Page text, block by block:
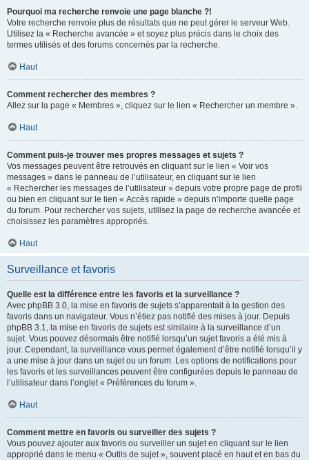
Pourquoi ma recherche renvoie une page blanche ?!
Votre recherche renvoie plus de résultats que ne peut gérer le serveur Web.
Utilisez la « Recherche avancée » et soyez plus précis dans le choix des
termes utilisés et des forums concernés par la recherche.
Haut
Comment rechercher des membres ?
Allez sur la page « Membres », cliquez sur le lien « Rechercher un membre ».
Haut
Comment puis-je trouver mes propres messages et sujets ?
Vos messages peuvent être retrouvés en cliquant sur le lien « Voir vos
messages » dans le panneau de l’utilisateur, en cliquant sur le lien
« Rechercher les messages de l’utilisateur » depuis votre propre page de profil
ou bien en cliquant sur le lien « Accès rapide » depuis n’importe quelle page
du forum. Pour rechercher vos sujets, utilisez la page de recherche avancée et
choisissez les paramètres appropriés.
Haut
Surveillance et favoris
Quelle est la différence entre les favoris et la surveillance ?
Avec phpBB 3.0, la mise en favoris de sujets s’apparentait à la gestion des
favoris dans un navigateur. Vous n’étiez pas notifié des mises à jour. Depuis
phpBB 3.1, la mise en favoris de sujets est similaire à la surveillance d’un
sujet. Vous pouvez désormais être notifié lorsqu’un sujet favoris a été mis à
jour. Cependant, la surveillance vous permet également d’être notifié lorsqu’il y
a une mise à jour dans un sujet ou un forum. Les options de notifications pour
les favoris et les surveillances peuvent être configurées depuis le panneau de
l’utilisateur dans l’onglet « Préférences du forum ».
Haut
Comment mettre en favoris ou surveiller des sujets ?
Vous pouvez ajouter aux favoris ou surveiller un sujet en cliquant sur le lien
approprié dans le menu « Outils de sujet », souvent placé en haut et en bas du